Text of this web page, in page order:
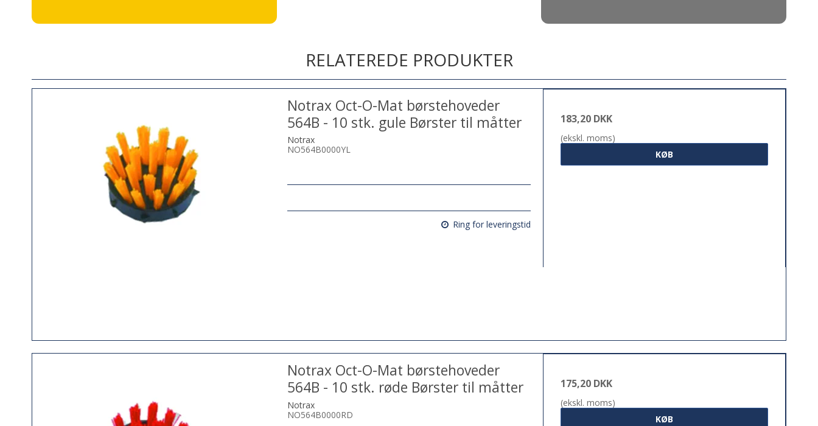
RELATEREDE PRODUKTER
Notrax Oct-O-Mat børstehoveder
564B - 10 stk. gule Børster til måtter
Notrax
NO564B0000YL
Ring for leveringstid
183,20 DKK
(ekskl. moms)
KØB
Notrax Oct-O-Mat børstehoveder
564B - 10 stk. røde Børster til måtter
Notrax
NO564B0000RD
175,20 DKK
(ekskl. moms)
KØB